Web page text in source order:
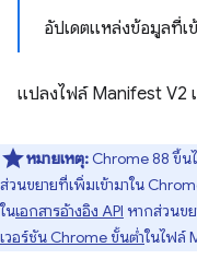
อัปเดตแหล่งข้อมูลที่เ
แปลงไฟล์ Manifest V2
หมายเหตุ: Chrome 88 ขึ้น
ส่วนขยายที่เพิ่มเข้ามาใน
ในเอกสารอ้างอิง API หากส่วนข
เวอร์ชัน Chrome ขั้นต่ำในไฟล์